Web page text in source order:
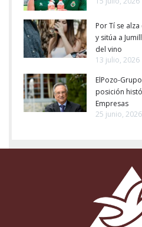
Por Tí se
y sitúa a
del vino
13 julio, 2026
ElPozo-
posición
Empresas
25 junio, 2026